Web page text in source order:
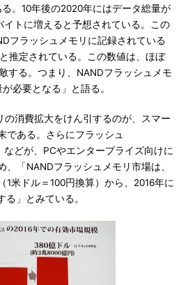
る。10年後の2020年にはデータ総量が
イトに増えると予想されている。この
フラッシュメモリに記録されている
推定されている。この数値は、ほぼ
する。つまり、NANDフラッシュメモ
必要となる」と語る。
消費拡大をけん引するのが、スマー
である。さらにフラッシュ
どが、PCやエンタープライズ向けに
、「NANDフラッシュメモリ市場は、
1米ドル＝100円換算）から、2016年に
」とみている。